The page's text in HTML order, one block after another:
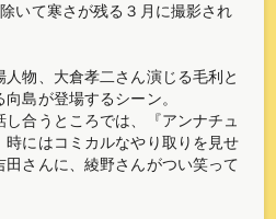
いて寒さが残る３月に撮影され
人物、大倉孝二さん演じる毛利と
島が登場するシーン。
合うところでは、『アンナチュ
にはコミカルなやり取りを見せ
さんに、綾野さんがつい笑って